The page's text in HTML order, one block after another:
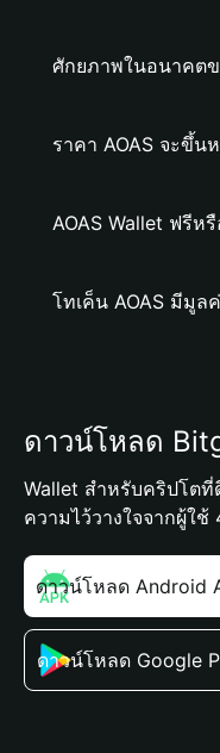
ศักยภาพในอนาคตข
ราคา AOAS จะขึ้น
AOAS Wallet ฟรีห
โทเค็น AOAS มีมูล
ดาวน์โหลด
Wallet สำหรับคริปโต
ความไว้วางใจจากผู้ใ
ดาวน์โหลด Android
ดาวน์โหลด Google